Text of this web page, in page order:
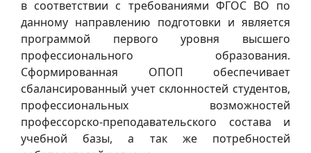
в соответствии с требованиями ФГОС ВО по
данному направлению подготовки и является
программой первого уровня высшего
профессионального образования.
Сформированная ОПОП обеспечивает
сбалансированный учет склонностей студентов,
профессиональных возможностей
профессорско-преподавательского состава и
учебной базы, а так же потребностей